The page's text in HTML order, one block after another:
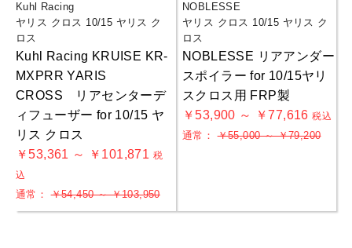
Kuhl Racing
ヤリス クロス 10/15 ヤリス ク
ロス
Kuhl Racing KRUISE KR-
MXPRR YARIS
CROSS リアセンターデ
ィフューザー for 10/15 ヤ
リス クロス
￥53,361 ～ ￥101,871 税
込
通常：￥54,450 ～ ￥103,950
NOBLESSE
ヤリス クロス 10/15 ヤリス ク
ロス
NOBLESSE リアアンダー
スポイラー for 10/15ヤリ
スクロス用 FRP製
￥53,900 ～ ￥77,616税込
通常：￥55,000 ～ ￥79,200